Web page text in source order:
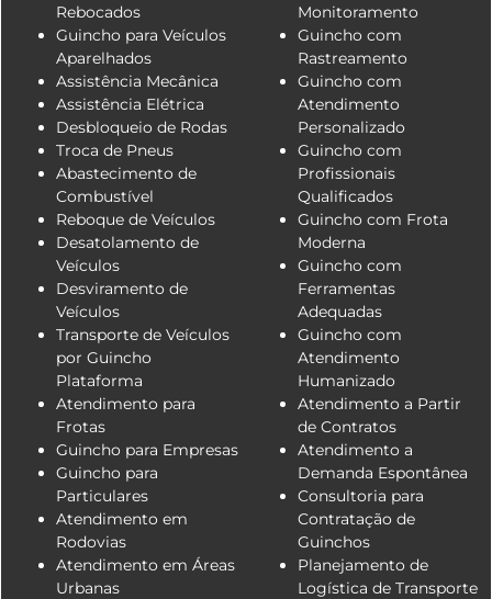
Rebocados
Guincho para Veículos
Aparelhados
Assistência Mecânica
Assistência Elétrica
Desbloqueio de Rodas
Troca de Pneus
Abastecimento de
Combustível
Reboque de Veículos
Desatolamento de
Veículos
Desviramento de
Veículos
Transporte de Veículos
por Guincho
Plataforma
Atendimento para
Frotas
Guincho para Empresas
Guincho para
Particulares
Atendimento em
Rodovias
Atendimento em Áreas
Urbanas
Monitoramento
Guincho com
Rastreamento
Guincho com
Atendimento
Personalizado
Guincho com
Profissionais
Qualificados
Guincho com Frota
Moderna
Guincho com
Ferramentas
Adequadas
Guincho com
Atendimento
Humanizado
Atendimento a Partir
de Contratos
Atendimento a
Demanda Espontânea
Consultoria para
Contratação de
Guinchos
Planejamento de
Logística de Transporte